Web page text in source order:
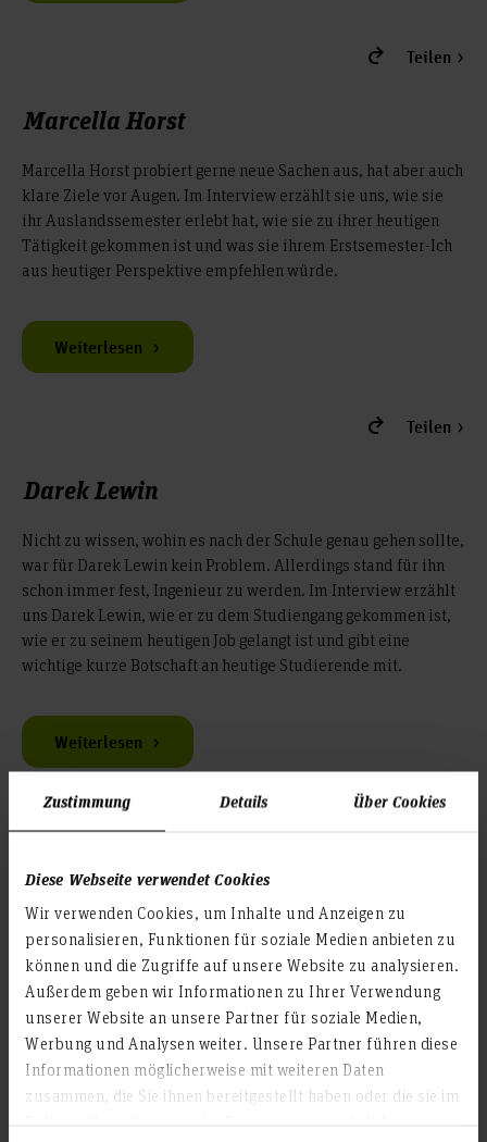
Zustimmung Details Über Cookies
Diese Webseite verwendet Cookies
Wir verwenden Cookies, um Inhalte und Anzeigen zu
personalisieren, Funktionen für soziale Medien anbieten zu
können und die Zugriffe auf unsere Website zu analysieren.
Außerdem geben wir Informationen zu Ihrer Verwendung
unserer Website an unsere Partner für soziale Medien,
Werbung und Analysen weiter. Unsere Partner führen diese
Informationen möglicherweise mit weiteren Daten
zusammen, die Sie ihnen bereitgestellt haben oder die sie im
Teilen
Marcella Horst
Marcella Horst probiert gerne neue Sachen aus, hat aber auch
klare Ziele vor Augen. Im Interview erzählt sie uns, wie sie
ihr Auslandssemester erlebt hat, wie sie zu ihrer heutigen
Tätigkeit gekommen ist und was sie ihrem Erstsemester-Ich
aus heutiger Perspektive empfehlen würde.
Weiterlesen
Teilen
Darek Lewin
Nicht zu wissen, wohin es nach der Schule genau gehen sollte,
war für Darek Lewin kein Problem. Allerdings stand für ihn
schon immer fest, Ingenieur zu werden. Im Interview erzählt
uns Darek Lewin, wie er zu dem Studiengang gekommen ist,
wie er zu seinem heutigen Job gelangt ist und gibt eine
wichtige kurze Botschaft an heutige Studierende mit.
Weiterlesen
Laura Brinkmann
Nach der Fachhochschulreife stellte sich für Laura
Brinkmann eine zentrale Frage: Was kann ich studieren, um
möglichst breit aufgestellt zu sein? Durch Zufall stieß sie auf
das Niedersachsen Technikum. Im Interview berichtet Laura
Brinkmann über ihre Studienschwerpunkte, gibt
Studierenden Ratschläge für das Studium und beschreibt
ihren heutigen Arbeitsalltag.